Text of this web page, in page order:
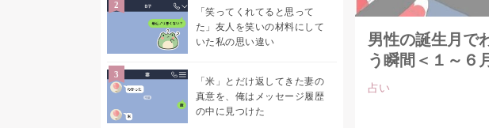
「笑ってくれてると思って
た」友人を笑いの材料にして
いた私の思い違い
「米」とだけ返してきた妻の
真意を、俺はメッセージ履歴
の中に見つけた
男性の誕生月で
う瞬間＜１～６
占い